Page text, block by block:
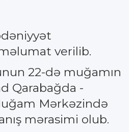
verilib.
22-də muğamın
Qarabağda -
Mərkəzində
mərasimi olub.